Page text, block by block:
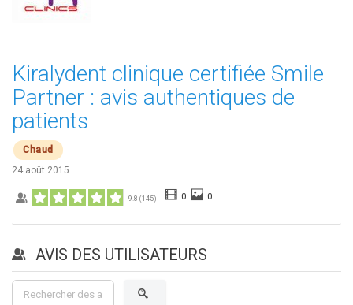
Kiralydent clinique certifiée Smile
Partner : avis authentiques de
patients
Chaud
24 août 2015
9.8 (145) 0 0
AVIS DES UTILISATEURS